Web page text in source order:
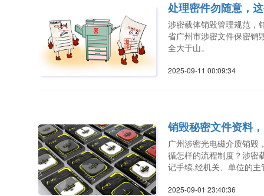
处理密件勿随意，
涉密载体销毁管理规范，
省广州市涉密文件保密销
全大于山。
2025-09-11 00:09:34
销毁秘密文件资料
广州涉密光电磁介质销毁
循怎样的流程制度？涉密
记手续,经机关、单位的
2025-09-01 23:40:36